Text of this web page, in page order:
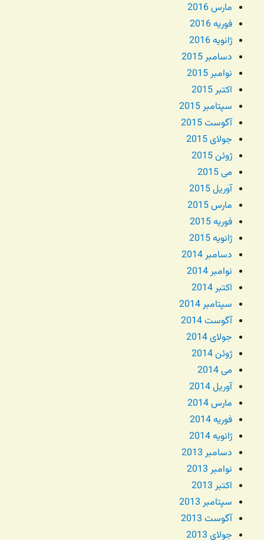
مارس 2016
فوریه 2016
ژانویه 2016
دسامبر 2015
نوامبر 2015
اکتبر 2015
سپتامبر 2015
آگوست 2015
جولای 2015
ژوئن 2015
می 2015
آوریل 2015
مارس 2015
فوریه 2015
ژانویه 2015
دسامبر 2014
نوامبر 2014
اکتبر 2014
سپتامبر 2014
آگوست 2014
جولای 2014
ژوئن 2014
می 2014
آوریل 2014
مارس 2014
فوریه 2014
ژانویه 2014
دسامبر 2013
نوامبر 2013
اکتبر 2013
سپتامبر 2013
آگوست 2013
جولای 2013